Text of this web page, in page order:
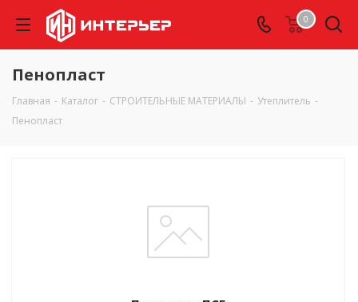
0
Пенопласт
Главная - Каталог - СТРОИТЕЛЬНЫЕ МАТЕРИАЛЫ - Утеплитель -
Пенопласт